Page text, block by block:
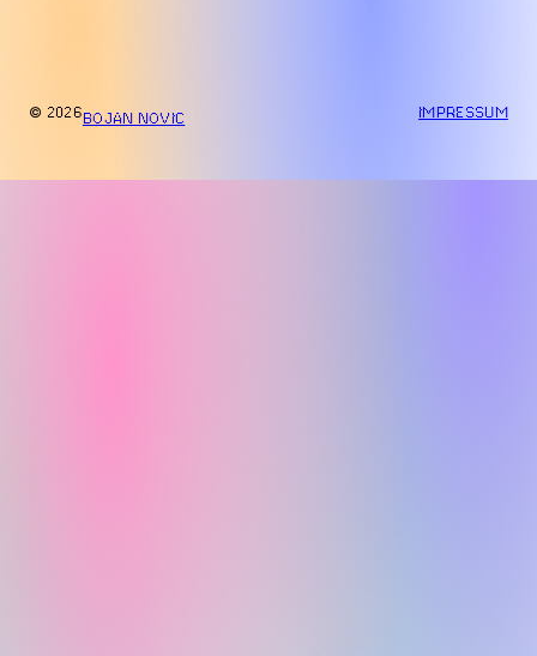
© 2026BOJAN NOVIC IMPRESSUM